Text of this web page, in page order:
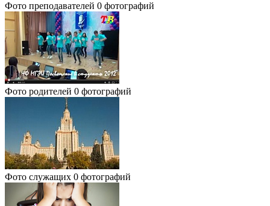
Фото преподавателей 0 фотографий
Фото родителей 0 фотографий
Фото служащих 0 фотографий